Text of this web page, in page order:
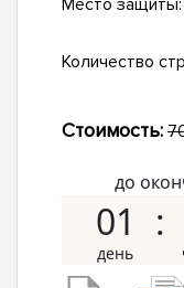
Место защиты:
Количество
Стоимость:
до
01